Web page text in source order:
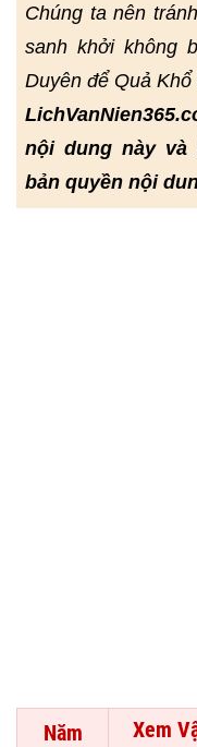
Chúng ta nên
sanh khởi không
Duyên để Quả
nội dung này và
bản quyền nội
Năm
Xem